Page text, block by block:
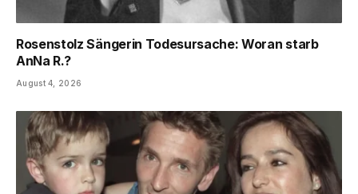
Rosenstolz Sängerin Todesursache: Woran starb
AnNa R.?
August 4, 2026